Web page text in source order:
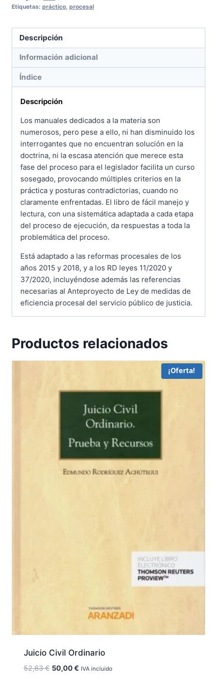
Etiquetas: práctico, procesal
Descripción
Información adicional
Índice
Descripción
Los manuales dedicados a la materia son
numerosos, pero pese a ello, ni han disminuido los
interrogantes que no encuentran solución en la
doctrina, ni la escasa atención que merece esta
fase del proceso para el legislador facilita un curso
sosegado, provocando múltiples criterios en la
práctica y posturas contradictorias, cuando no
claramente enfrentadas. El libro de fácil manejo y
lectura, con una sistemática adaptada a cada etapa
del proceso de ejecución, da respuestas a toda la
problemática del proceso.
Está adaptado a las reformas procesales de los
años 2015 y 2018, y a los RD leyes 11/2020 y
37/2020, incluyéndose además las referencias
necesarias al Anteproyecto de Ley de medidas de
eficiencia procesal del servicio público de justicia.
Productos relacionados
¡Oferta!
Juicio Civil Ordinario
52,63€ El
50,00€ElIVA incluido